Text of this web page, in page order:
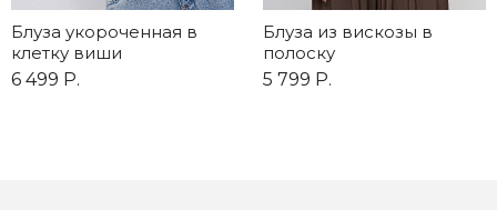
Блуза укороченная в
клетку виши
6 499 Р.
Блуза из вискозы в
полоску
5 799 Р.